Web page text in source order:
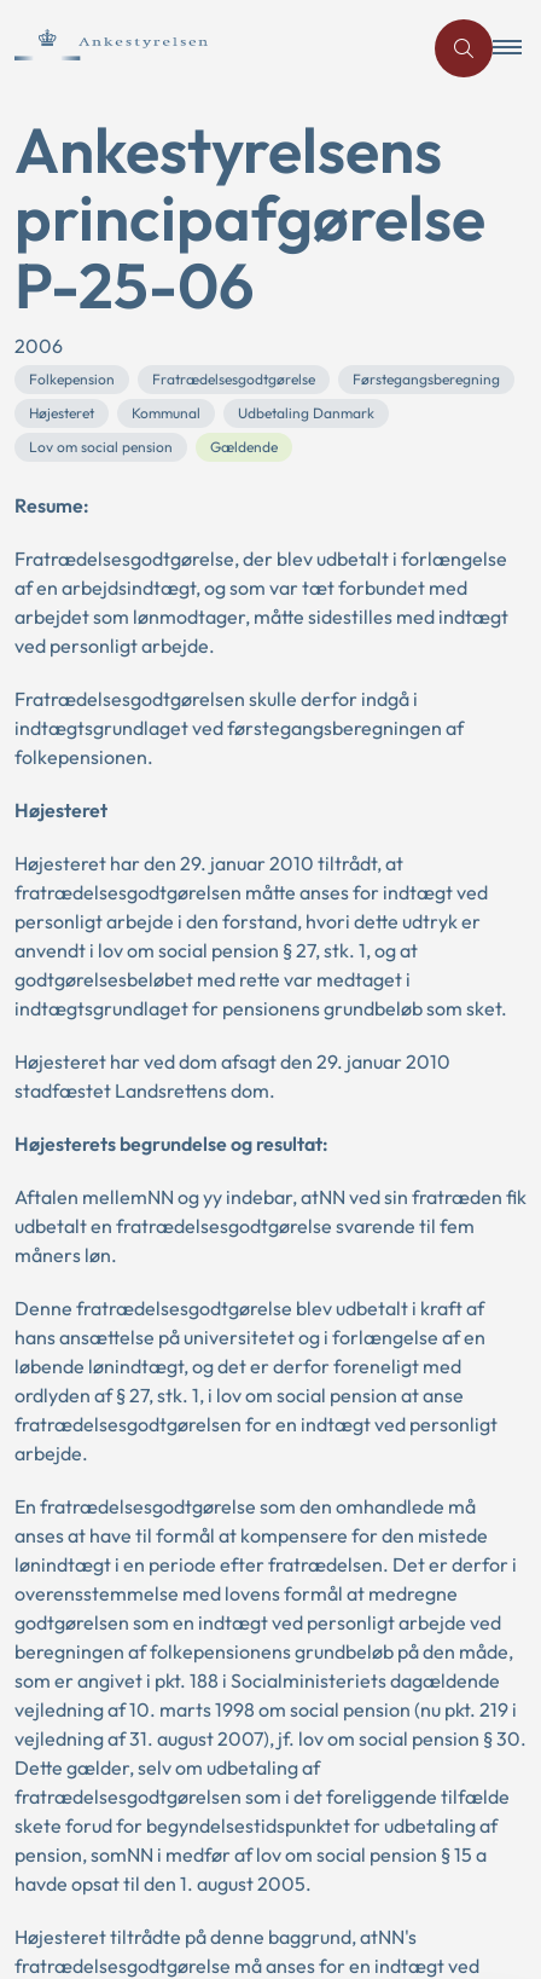
Ankestyrelsens
principafgørelse
P-25-06
2006
Folkepension Fratrædelsesgodtgørelse
Førstegangsberegning
Højesteret
Kommunal
Udbetaling Danmark
Lov om social pension
Gældende
Resume:
Fratrædelsesgodtgørelse, der blev udbetalt i forlængelse
af en arbejdsindtægt, og som var tæt forbundet med
arbejdet som lønmodtager, måtte sidestilles med indtægt
ved personligt arbejde.
Fratrædelsesgodtgørelsen skulle derfor indgå i
indtægtsgrundlaget ved førstegangsberegningen af
folkepensionen.
Højesteret
Højesteret har den 29. januar 2010 tiltrådt, at
fratrædelsesgodtgørelsen måtte anses for indtægt ved
personligt arbejde i den forstand, hvori dette udtryk er
anvendt i lov om social pension § 27, stk. 1, og at
godtgørelsesbeløbet med rette var medtaget i
indtægtsgrundlaget for pensionens grundbeløb som sket.
Højesteret har ved dom afsagt den 29. januar 2010
stadfæstet Landsrettens dom.
Højesterets begrundelse og resultat:
Aftalen mellemNN og yy indebar, atNN ved sin fratræden fik
udbetalt en fratrædelsesgodtgørelse svarende til fem
måners løn.
Denne fratrædelsesgodtgørelse blev udbetalt i kraft af
hans ansættelse på universitetet og i forlængelse af en
løbende lønindtægt, og det er derfor foreneligt med
ordlyden af § 27, stk. 1, i lov om social pension at anse
fratrædelsesgodtgørelsen for en indtægt ved personligt
arbejde.
En fratrædelsesgodtgørelse som den omhandlede må
anses at have til formål at kompensere for den mistede
lønindtægt i en periode efter fratrædelsen. Det er derfor i
overensstemmelse med lovens formål at medregne
godtgørelsen som en indtægt ved personligt arbejde ved
beregningen af folkepensionens grundbeløb på den måde,
som er angivet i pkt. 188 i Socialministeriets dagældende
vejledning af 10. marts 1998 om social pension (nu pkt. 219 i
vejledning af 31. august 2007), jf. lov om social pension § 30.
Dette gælder, selv om udbetaling af
fratrædelsesgodtgørelsen som i det foreliggende tilfælde
skete forud for begyndelsestidspunktet for udbetaling af
pension, somNN i medfør af lov om social pension § 15 a
havde opsat til den 1. august 2005.
Højesteret tiltrådte på denne baggrund, atNN's
fratrædelsesgodtgørelse må anses for en indtægt ved